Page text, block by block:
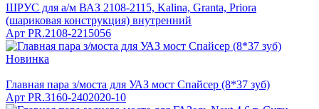
ШРУС для а/м ВАЗ 2108-2115, Kalina, Granta, Priora
(шариковая конструкция) внутренний
Арт PR.2108-2215056
Новинка
Главная пара з/моста для УАЗ мост Спайсер (8*37 зуб)
Арт PR.3160-2402020-10